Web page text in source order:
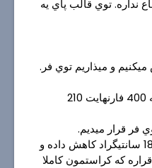
نداره. توي قالب پاي يه
و ميذاريم توي فر.
فر رو از 10 دقيقه قبل روي درجه 400 فارنهايت 210
بعد درجه رو به 350 فارنهايت 180 سانتيگراد كاهش داده و
قراره كه كراستمون كاملا